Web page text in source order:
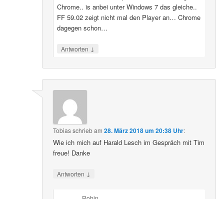
Chrome.. is anbei unter Windows 7 das gleiche..
FF 59.02 zeigt nicht mal den Player an… Chrome
dagegen schon…
Antworten ↓
Tobiasschriebam28. März 2018 um 20:38 Uhr:
Wie ich mich auf Harald Lesch im Gespräch mit Tim
freue! Danke
Antworten ↓